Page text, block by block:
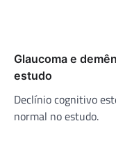
Glaucoma e
estudo
Declínio cognitivo
normal no estudo.